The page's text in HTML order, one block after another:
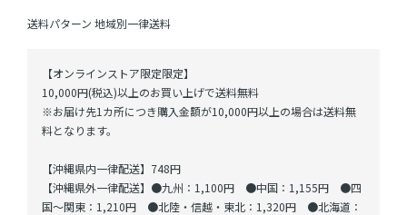
送料パターン 地域別一律送料
【オンラインストア限定限定】
10,000円(税込)以上のお買い上げで送料無料
※お届け先1カ所につき購入金額が10,000円以上の場合は送料無
料となります。
【沖縄県内一律配送】748円
【沖縄県外一律配送】●九州：1,100円 ●中国：1,155円 ●四
国～関東：1,210円 ●北陸・信越・東北：1,320円 ●北海道：